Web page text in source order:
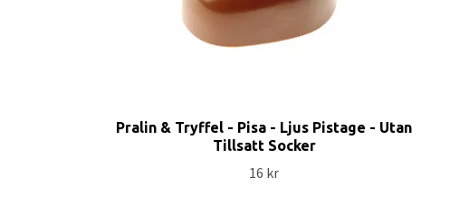
Pralin & Tryffel - Pisa - Ljus Pistage - Utan
Tillsatt Socker
16 kr